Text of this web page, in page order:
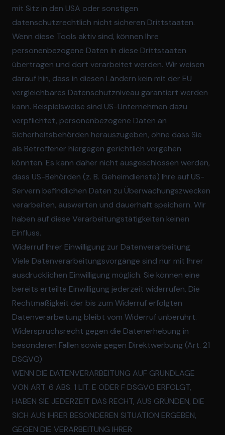
mit Sitz in den USA oder sonstigen
datenschutzrechtlich nicht sicheren Drittstaaten.
Wenn diese Tools aktiv sind, können Ihre
personenbezogene Daten in diese Drittstaaten
übertragen und dort verarbeitet werden. Wir weisen
darauf hin, dass in diesen Ländern kein mit der EU
vergleichbares Datenschutzniveau garantiert werden
kann. Beispielsweise sind US-Unternehmen dazu
verpflichtet, personenbezogene Daten an
Sicherheitsbehörden herauszugeben, ohne dass Sie
als Betroffener hiergegen gerichtlich vorgehen
könnten. Es kann daher nicht ausgeschlossen werden,
dass US-Behörden (z. B. Geheimdienste) Ihre auf US-
Servern befindlichen Daten zu Überwachungszwecken
verarbeiten, auswerten und dauerhaft speichern. Wir
haben auf diese Verarbeitungstätigkeiten keinen
Einfluss.
Widerruf Ihrer Einwilligung zur Datenverarbeitung
Viele Datenverarbeitungsvorgänge sind nur mit Ihrer
ausdrücklichen Einwilligung möglich. Sie können eine
bereits erteilte Einwilligung jederzeit widerrufen. Die
Rechtmäßigkeit der bis zum Widerruf erfolgten
Datenverarbeitung bleibt vom Widerruf unberührt.
Widerspruchsrecht gegen die Datenerhebung in
besonderen Fällen sowie gegen Direktwerbung (Art. 21
DSGVO)
WENN DIE DATENVERARBEITUNG AUF GRUNDLAGE
VON ART. 6 ABS. 1 LIT. E ODER F DSGVO ERFOLGT,
HABEN SIE JEDERZEIT DAS RECHT, AUS GRÜNDEN, DIE
SICH AUS IHRER BESONDEREN SITUATION ERGEBEN,
GEGEN DIE VERARBEITUNG IHRER